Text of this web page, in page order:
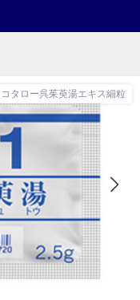
コタロー呉茱萸湯エキス細粒